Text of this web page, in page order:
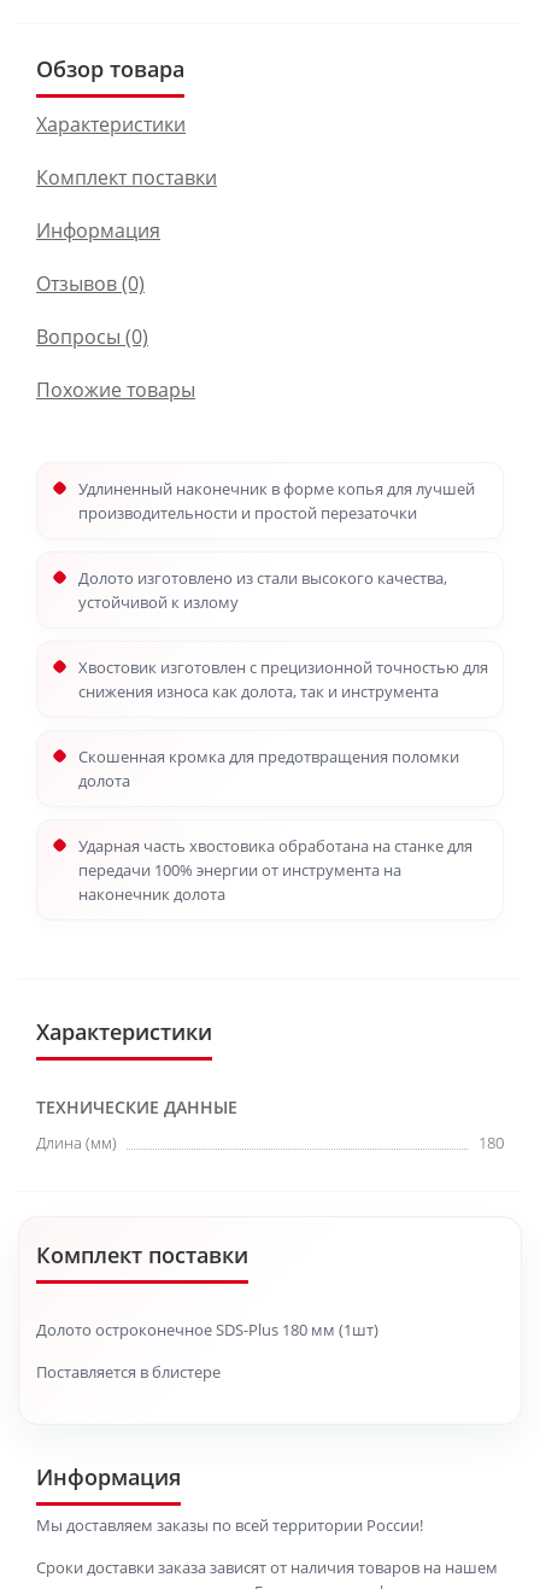
Обзор товара
Характеристики
Комплект поставки
Информация
Отзывов (0)
Вопросы (0)
Похожие товары
Удлиненный наконечник в форме копья для лучшей
производительности и простой перезаточки
Долото изготовлено из стали высокого качества,
устойчивой к излому
Хвостовик изготовлен с прецизионной точностью для
снижения износа как долота, так и инструмента
Скошенная кромка для предотвращения поломки
долота
Ударная часть хвостовика обработана на станке для
передачи 100% энергии от инструмента на
наконечник долота
Характеристики
ТЕХНИЧЕСКИЕ ДАННЫЕ
Длина (мм) 180
Комплект поставки
Долото остроконечное SDS-Plus 180 мм (1шт)
Поставляется в блистере
Информация
Мы доставляем заказы по всей территории России!
Сроки доставки заказа зависят от наличия товаров на нашем